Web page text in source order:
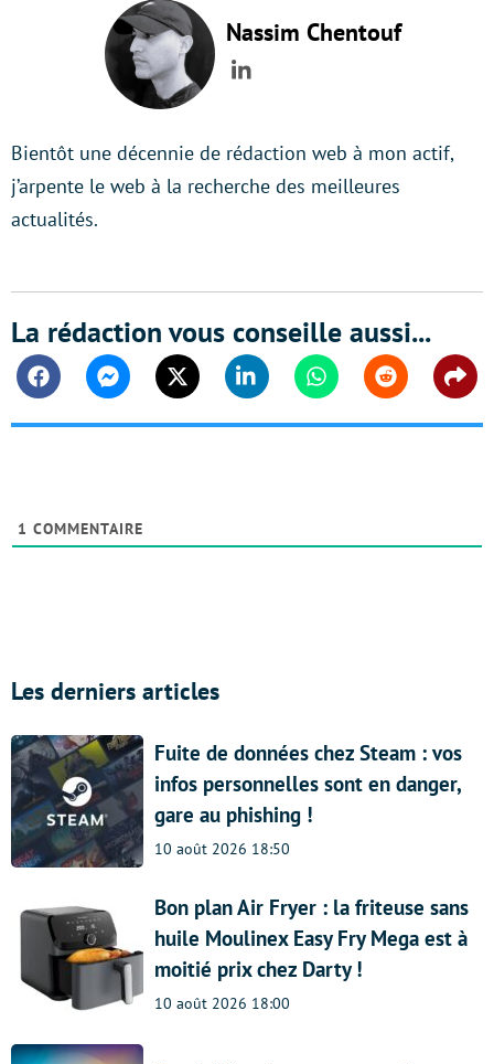
Nassim Chentouf
LinkedIn
Bientôt une décennie de rédaction web à mon actif,
j’arpente le web à la recherche des meilleures
actualités.
La rédaction vous conseille aussi...
FacebookMessengerTwitter Linkedin WhatsappReddit
1 COMMENTAIRE
Les derniers articles
Fuite de données chez Steam : vos
infos personnelles sont en danger,
gare au phishing !
10 août 2026 18:50
Bon plan Air Fryer : la friteuse sans
huile Moulinex Easy Fry Mega est à
moitié prix chez Darty !
10 août 2026 18:00